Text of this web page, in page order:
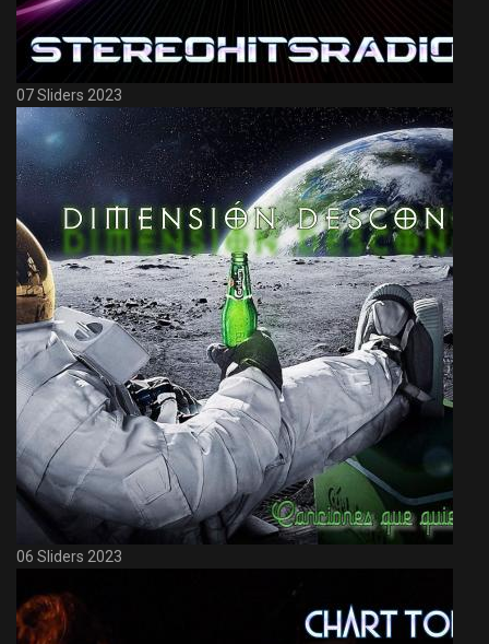
07 Sliders 2023
06 Sliders 2023